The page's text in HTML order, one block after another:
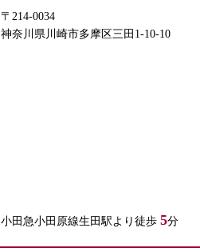
〒214-0034
神奈川県川崎市多摩区三田1-10-10
小田急小田原線生田駅より徒歩 5分